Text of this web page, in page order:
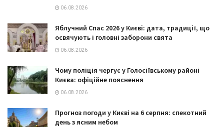
06.08.2026
Яблучний Спас 2026 у Києві: дата, традиції, що
освячують і головні заборони свята
06.08.2026
Чому поліція чергує у Голосіївському районі
Києва: офіційне пояснення
06.08.2026
Прогноз погоди у Києві на 6 серпня: спекотний
день з ясним небом